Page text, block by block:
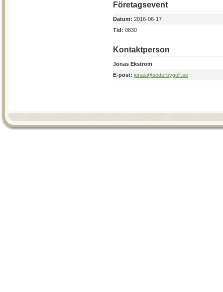
Företagsevent
Datum: 2016-06-17
Tid: 0830
Kontaktperson
Jonas Ekström
E-post: jonas@soderbygolf.se